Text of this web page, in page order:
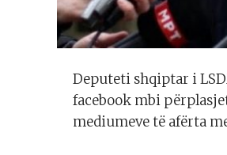
Deputeti shqiptar i
facebook mbi
mediumeve të afërta